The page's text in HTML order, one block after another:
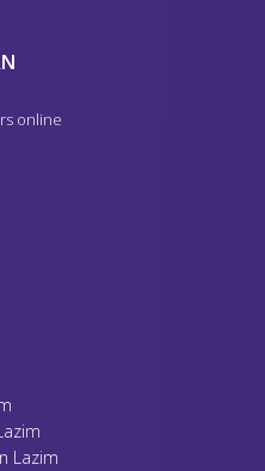
online
Lazim